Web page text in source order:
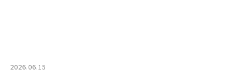
2026.06.15